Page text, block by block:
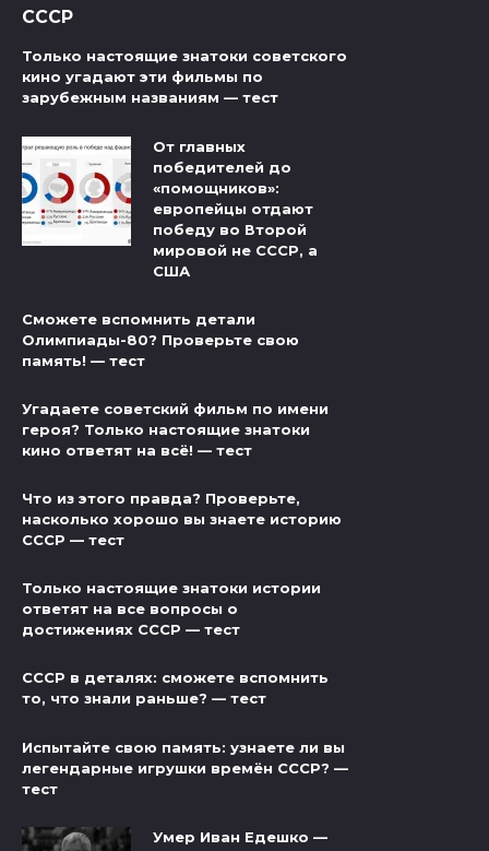
СССР
Только настоящие знатоки советского
кино угадают эти фильмы по
зарубежным названиям — тест
От главных
победителей до
«помощников»:
европейцы отдают
победу во Второй
мировой не СССР, а
США
Сможете вспомнить детали
Олимпиады-80? Проверьте свою
память! — тест
Угадаете советский фильм по имени
героя? Только настоящие знатоки
кино ответят на всё! — тест
Что из этого правда? Проверьте,
насколько хорошо вы знаете историю
СССР — тест
Только настоящие знатоки истории
ответят на все вопросы о
достижениях СССР — тест
СССР в деталях: сможете вспомнить
то, что знали раньше? — тест
Испытайте свою память: узнаете ли вы
легендарные игрушки времён СССР? —
тест
Умер Иван Едешко —